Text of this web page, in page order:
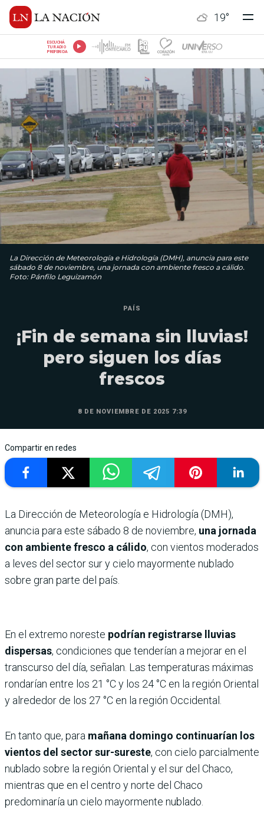
19°
ESCUCHÁ
TU RADIO
PREFERIDA
La Dirección de Meteorología e Hidrología (DMH), anuncia para este
sábado 8 de noviembre, una jornada con ambiente fresco a cálido.
Foto: Pánfilo Leguizamón
PAÍS
¡Fin de semana sin lluvias!
pero siguen los días
frescos
8 DE NOVIEMBRE DE 2025 7:39
Compartir en redes
La Dirección de Meteorología e Hidrología (DMH),
anuncia para este sábado 8 de noviembre, una jornada
con ambiente fresco a cálido, con vientos moderados
a leves del sector sur y cielo mayormente nublado
sobre gran parte del país.
En el extremo noreste podrían registrarse lluvias
dispersas, condiciones que tenderían a mejorar en el
transcurso del día, señalan. Las temperaturas máximas
rondarían entre los 21 °C y los 24 °C en la región Oriental
y alrededor de los 27 °C en la región Occidental.
En tanto que, para mañana domingo continuarían los
vientos del sector sur-sureste, con cielo parcialmente
nublado sobre la región Oriental y el sur del Chaco,
mientras que en el centro y norte del Chaco
predominaría un cielo mayormente nublado.